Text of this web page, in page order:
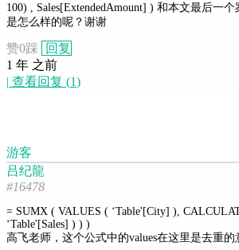
100) , Sales[ExtendedAmount] ) 和本文最后一
是怎么样的呢？谢谢
赞0踩
回复
1 年 之前
| 查看回复 (1)
游客
吕纪龍
#16478
= SUMX ( VALUES ( ‘Table'[City] ),
‘Table'[Sales] ) ) )
高飞老师，这个公式中的values在这里是去重的